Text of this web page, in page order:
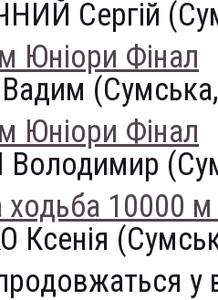
Сергій
Юніори Фінал
Вадим
Юніори Фінал
ходьба 10000
Ксенія
у